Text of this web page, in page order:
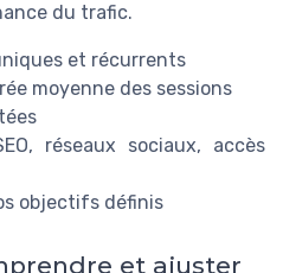
du trafic.
et récurrents
moyenne des sessions
réseaux sociaux, accès
objectifs définis
et ajuster